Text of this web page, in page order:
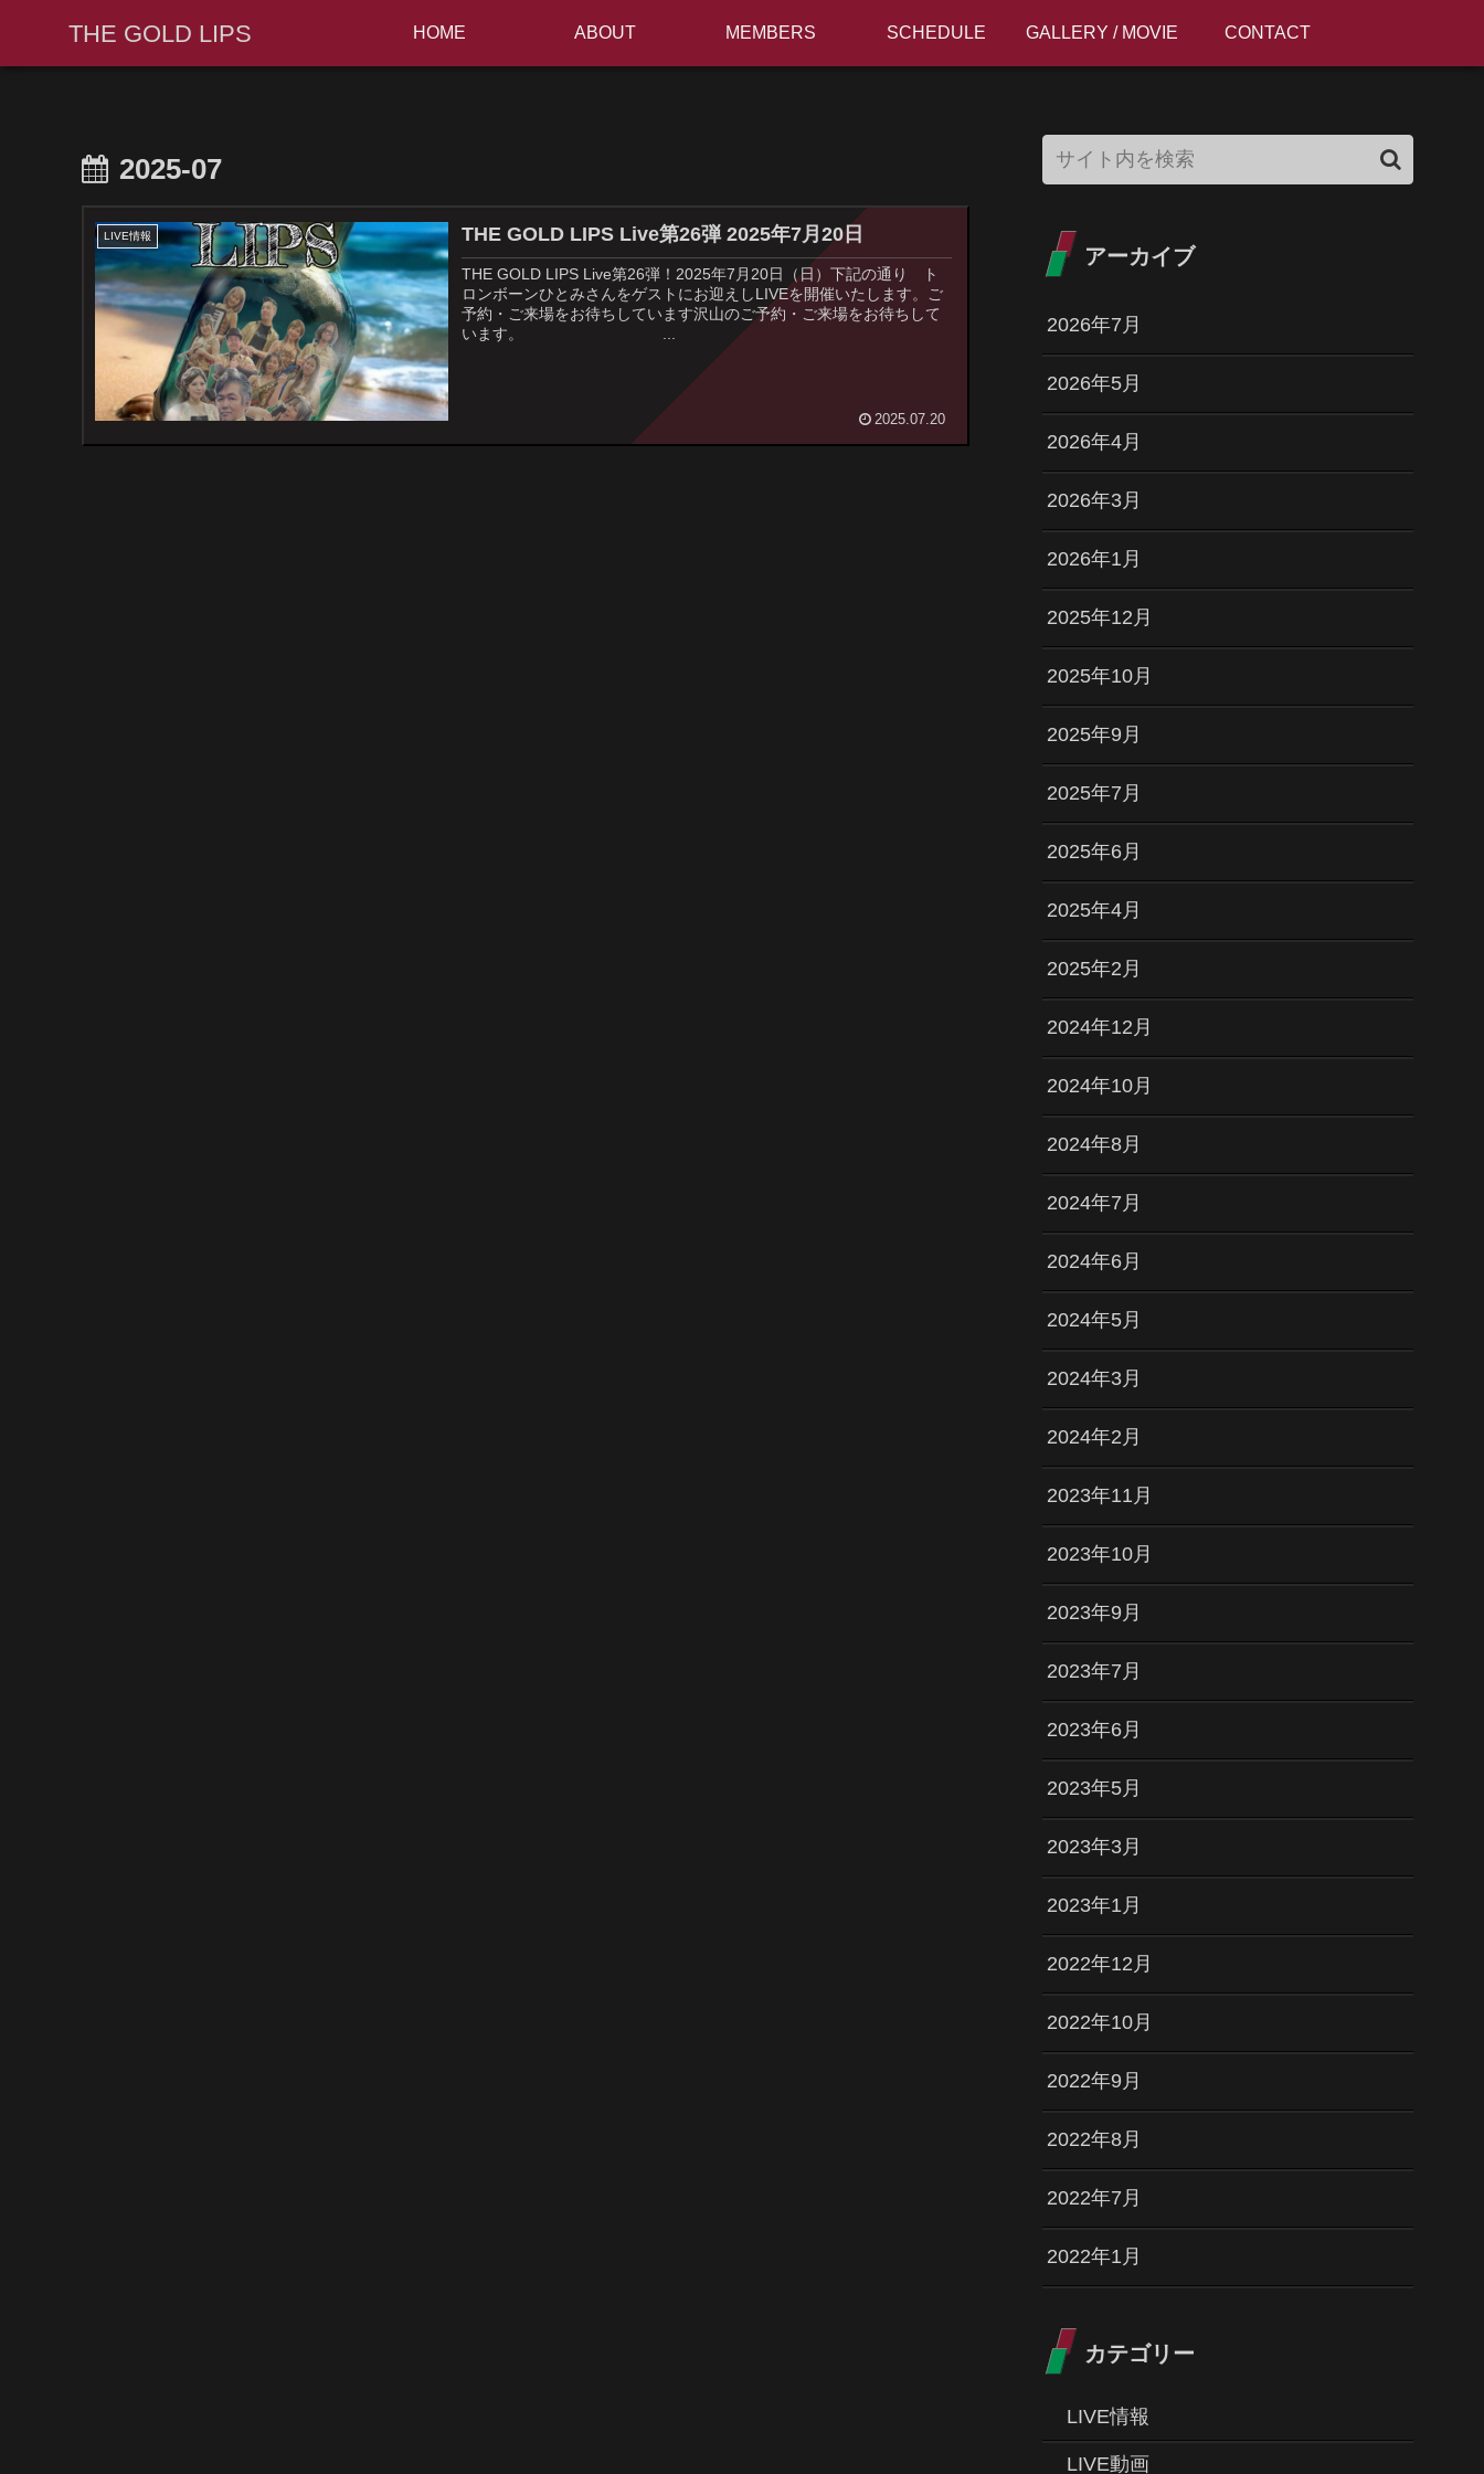
THE GOLD LIPS HOME ABOUT MEMBERS SCHEDULE GALLERY / MOVIE CONTACT
2025-07
LIVE情報 THE GOLD LIPS Live第26弾 2025年7月20日
THE GOLD LIPS Live第26弾！2025年7月20日（日）下記の通り ト
ロンボーンひとみさんをゲストにお迎えしLIVEを開催いたします。ご
予約・ご来場をお待ちしています沢山のご予約・ご来場をお待ちして
います。 ...
2025.07.20
アーカイブ
2026年7月
2026年5月
2026年4月
2026年3月
2026年1月
2025年12月
2025年10月
2025年9月
2025年7月
2025年6月
2025年4月
2025年2月
2024年12月
2024年10月
2024年8月
2024年7月
2024年6月
2024年5月
2024年3月
2024年2月
2023年11月
2023年10月
2023年9月
2023年7月
2023年6月
2023年5月
2023年3月
2023年1月
2022年12月
2022年10月
2022年9月
2022年8月
2022年7月
2022年1月
カテゴリー
LIVE情報
LIVE動画